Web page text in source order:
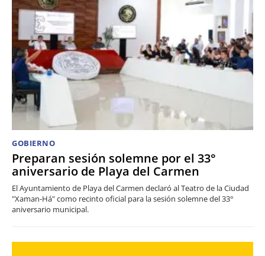
GOBIERNO
Preparan sesión solemne por el 33°
aniversario de Playa del Carmen
El Ayuntamiento de Playa del Carmen declaró al Teatro de la Ciudad
"Xaman-Há" como recinto oficial para la sesión solemne del 33°
aniversario municipal.